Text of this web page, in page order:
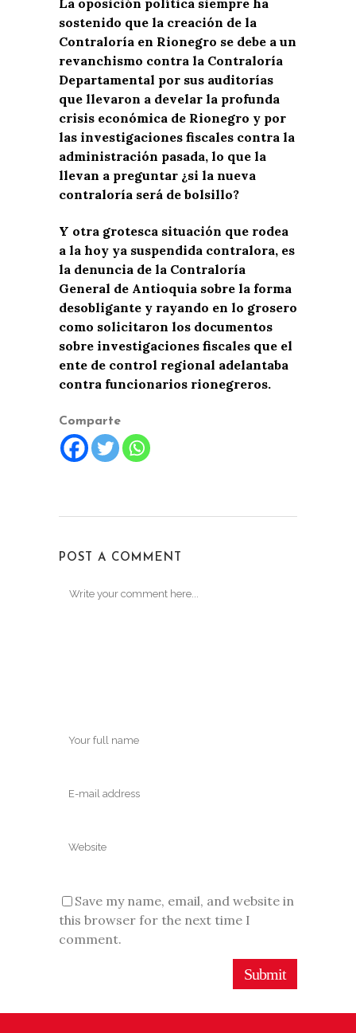
sostenido que la creación de la
Contraloría en Rionegro se debe a un
revanchismo contra la Contraloría
Departamental por sus auditorías
que llevaron a develar la profunda
crisis económica de Rionegro y por
las investigaciones fiscales contra la
administración pasada, lo que la
llevan a preguntar ¿si la nueva
contraloría será de bolsillo?
Y otra grotesca situación que rodea
a la hoy ya suspendida contralora, es
la denuncia de la Contraloría
General de Antioquia sobre la forma
desobligante y rayando en lo grosero
como solicitaron los documentos
sobre investigaciones fiscales que el
ente de control regional adelantaba
contra funcionarios rionegreros.
Comparte
POST A COMMENT
Save my name, email, and website in
this browser for the next time I
comment.